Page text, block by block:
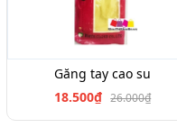
Găng tay cao su
18.500₫ 26.000₫